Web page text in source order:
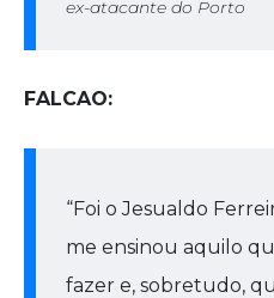
ex-atacante do Porto
FALCAO:
“Foi o Jesualdo
me ensinou aquilo
fazer e, sobretudo,